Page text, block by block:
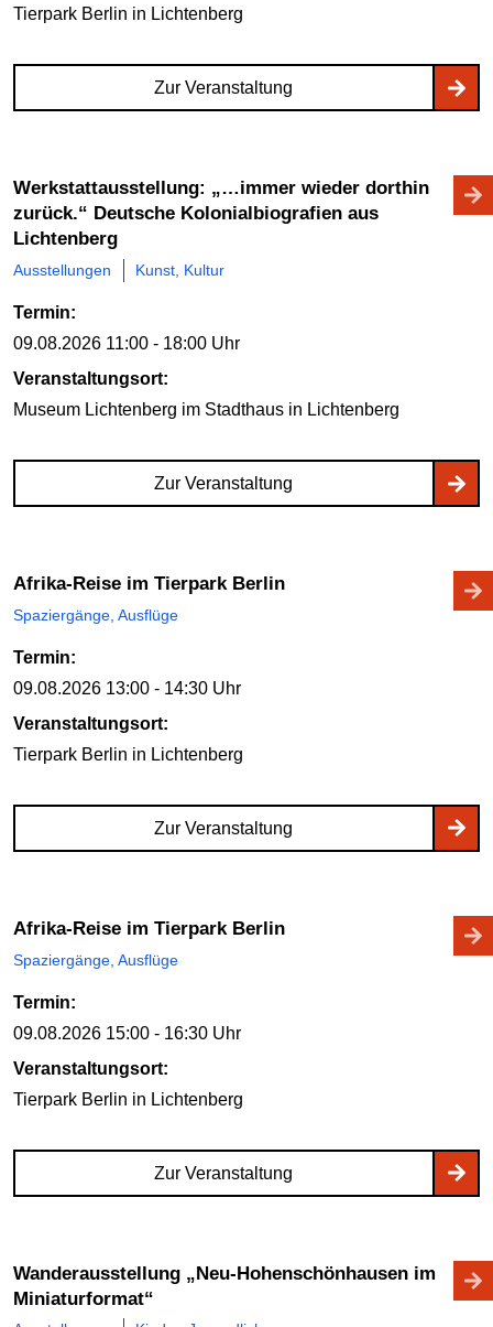
Tierpark Berlin in Lichtenberg
Zur Veranstaltung
Werkstattausstellung: „…immer wieder dorthin
zurück.“ Deutsche Kolonialbiografien aus
Lichtenberg
Ausstellungen Kunst, Kultur
Termin:
09.08.2026 11:00 - 18:00 Uhr
Veranstaltungsort:
Museum Lichtenberg im Stadthaus in Lichtenberg
Zur Veranstaltung
Afrika-Reise im Tierpark Berlin
Spaziergänge, Ausflüge
Termin:
09.08.2026 13:00 - 14:30 Uhr
Veranstaltungsort:
Tierpark Berlin in Lichtenberg
Zur Veranstaltung
Afrika-Reise im Tierpark Berlin
Spaziergänge, Ausflüge
Termin:
09.08.2026 15:00 - 16:30 Uhr
Veranstaltungsort:
Tierpark Berlin in Lichtenberg
Zur Veranstaltung
Wanderausstellung „Neu-Hohenschönhausen im
Miniaturformat“